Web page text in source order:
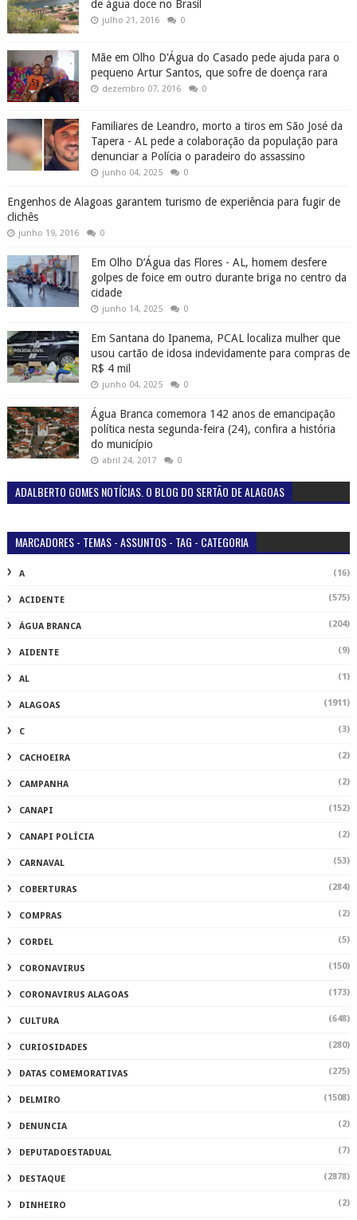
de água doce no Brasil
julho 21, 2016 0
Mãe em Olho D'Água do Casado pede ajuda para o
pequeno Artur Santos, que sofre de doença rara
dezembro 07, 2016 0
Familiares de Leandro, morto a tiros em São José da
Tapera - AL pede a colaboração da população para
denunciar a Polícia o paradeiro do assassino
junho 04, 2025 0
Engenhos de Alagoas garantem turismo de experiência para fugir de
clichês
junho 19, 2016 0
Em Olho D’Água das Flores - AL, homem desfere
golpes de foice em outro durante briga no centro da
cidade
junho 14, 2025 0
Em Santana do Ipanema, PCAL localiza mulher que
usou cartão de idosa indevidamente para compras de
R$ 4 mil
junho 04, 2025 0
Água Branca comemora 142 anos de emancipação
política nesta segunda-feira (24), confira a história
do município
abril 24, 2017 0
ADALBERTO GOMES NOTÍCIAS. O BLOG DO SERTÃO DE ALAGOAS
MARCADORES - TEMAS - ASSUNTOS - TAG - CATEGORIA
A (16)
ACIDENTE (575)
ÁGUA BRANCA (204)
AIDENTE (9)
AL (1)
ALAGOAS (1911)
C (3)
CACHOEIRA (2)
CAMPANHA (2)
CANAPI (152)
CANAPI POLÍCIA (2)
CARNAVAL (53)
COBERTURAS (284)
COMPRAS (2)
CORDEL (5)
CORONAVIRUS (150)
CORONAVIRUS ALAGOAS (173)
CULTURA (648)
CURIOSIDADES (280)
DATAS COMEMORATIVAS (275)
DELMIRO (1508)
DENUNCIA (2)
DEPUTADOESTADUAL (7)
DESTAQUE (2878)
DINHEIRO (2)